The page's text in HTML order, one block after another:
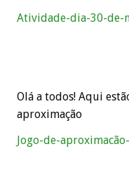
Atividade-dia-30-de-
Olá a todos! Aqui
aproximação
Jogo-de-